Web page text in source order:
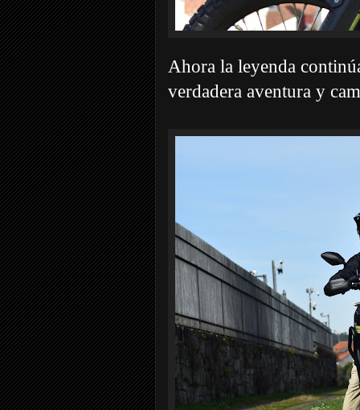
Ahora la leyenda
verdadera aventura y